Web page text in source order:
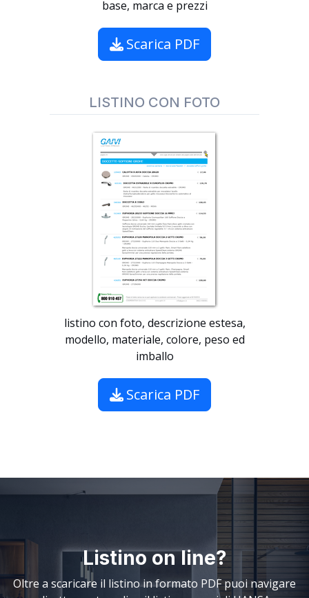
base, marca e prezzi
Scarica PDF
LISTINO CON FOTO
listino con foto, descrizione estesa,
modello, materiale, colore, peso ed
imballo
Scarica PDF
Listino on line?
Oltre a scaricare il listino in formato PDF puoi navigare